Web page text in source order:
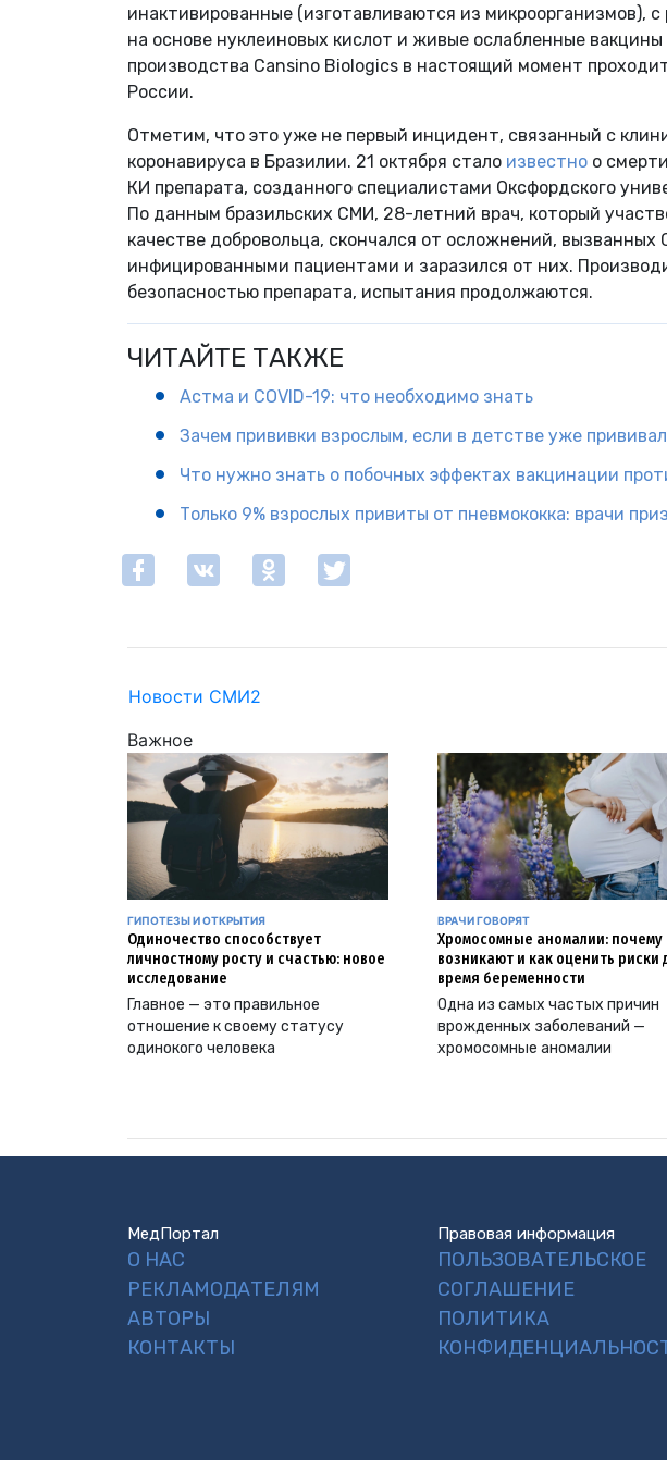
инактивированные (изготавливаются из микроорганизмов),
на основе нуклеиновых кислот и живые ослабленные
производства Cansino Biologics в настоящий момент
России.
Отметим, что это уже не первый инцидент, связанный с
коронавируса в Бразилии. 21 октября стало известно о
КИ препарата, созданного специалистами Оксфордского
По данным бразильских СМИ, 28-летний врач, который
качестве добровольца, скончался от осложнений, вызванных
инфицированными пациентами и заразился от них.
безопасностью препарата, испытания продолжаются.
ЧИТАЙТЕ ТАКЖЕ
Астма и COVID-19: что необходимо знать
Зачем прививки взрослым, если в детстве уже
Что нужно знать о побочных эффектах вакцинации
Только 9% взрослых привиты от пневмококка: врачи
Новости СМИ2
Важное
ГИПОТЕЗЫ И ОТКРЫТИЯ
Одиночество способствует
личностному росту и счастью: новое
исследование
Главное — это правильное
отношение к своему статусу
одинокого человека
ВРАЧИ ГОВОРЯТ
Хромосомные аномалии: почему
возникают и как оценить риски
время беременности
Одна из самых частых причин
врожденных заболеваний —
хромосомные аномалии
МедПортал
О НАС
РЕКЛАМОДАТЕЛЯМ
АВТОРЫ
КОНТАКТЫ
Правовая информация
ПОЛЬЗОВАТЕЛЬСКОЕ
СОГЛАШЕНИЕ
ПОЛИТИКА